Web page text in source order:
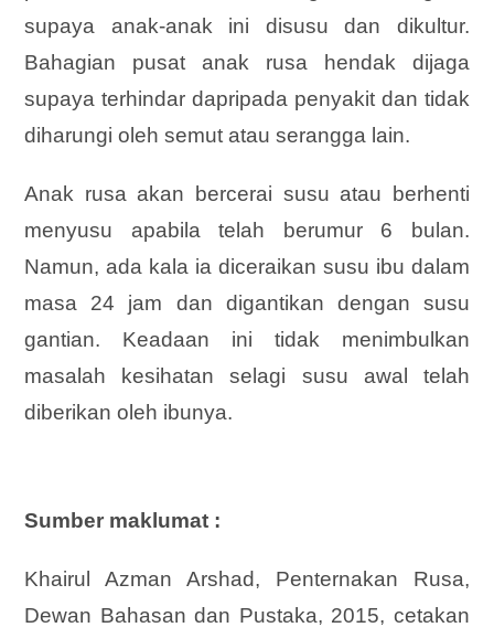
supaya anak-anak ini disusu dan dikultur.
Bahagian pusat anak rusa hendak dijaga
supaya terhindar dapripada penyakit dan tidak
diharungi oleh semut atau serangga lain.
Anak rusa akan bercerai susu atau berhenti
menyusu apabila telah berumur 6 bulan.
Namun, ada kala ia diceraikan susu ibu dalam
masa 24 jam dan digantikan dengan susu
gantian. Keadaan ini tidak menimbulkan
masalah kesihatan selagi susu awal telah
diberikan oleh ibunya.
Sumber maklumat :
Khairul Azman Arshad, Penternakan Rusa,
Dewan Bahasan dan Pustaka, 2015, cetakan